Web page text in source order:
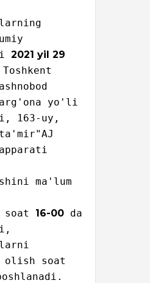
2021 yil 29
yo'li
163-uy,
ma'lum
16-00 da